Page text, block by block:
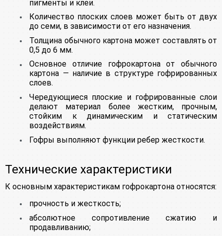
пигменты и клеи.
Количество плоских слоев может быть от двух
до семи, в зависимости от его назначения.
Толщина обычного картона может составлять от
0,5 до 6 мм.
Основное отличие гофрокартона от обычного
картона — наличие в структуре гофрированных
слоев.
Чередующиеся плоские и гофрированные слои
делают материал более жестким, прочным,
стойким к динамическим и статическим
воздействиям.
Гофры выполняют функции ребер жесткости.
Технические характеристики
К основным характеристикам гофрокартона относятся:
прочность и жесткость;
абсолютное сопротивление сжатию и
продавливанию;